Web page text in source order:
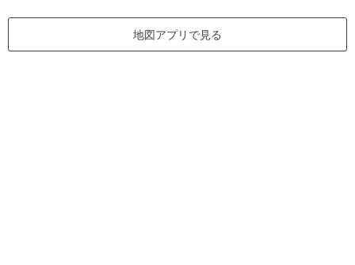
地図アプリで見る